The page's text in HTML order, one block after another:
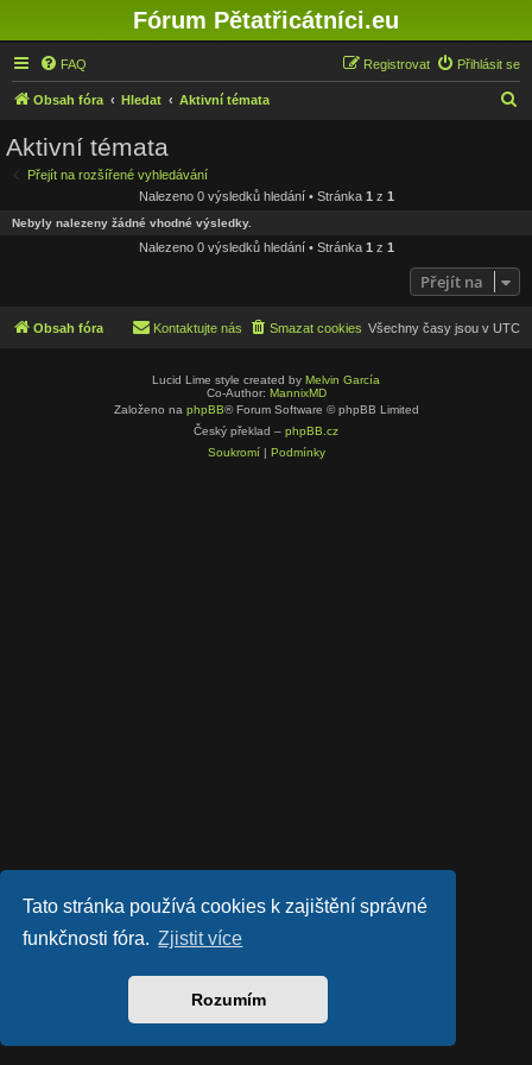
Tato stránka používá cookies k zajištění správné
funkčnosti fóra. Zjistit více
Rozumím
Fórum Pětatřicátníci.eu
FAQ Přihlásit se
Registrovat
Obsah fóra Hledat Aktivní témata
Aktivní témata
Přejít na rozšířené vyhledávání
Nalezeno 0 výsledků hledání • Stránka 1 z 1
Nebyly nalezeny žádné vhodné výsledky.
Nalezeno 0 výsledků hledání • Stránka 1 z 1
Přejít na
Obsah fóra Všechny časy jsou v UTC
Smazat cookies
Kontaktujte nás
Lucid Lime style created by Melvin García
Co-Author: MannixMD
Založeno na phpBB® Forum Software © phpBB Limited
Český překlad – phpBB.cz
Soukromí| Podmínky